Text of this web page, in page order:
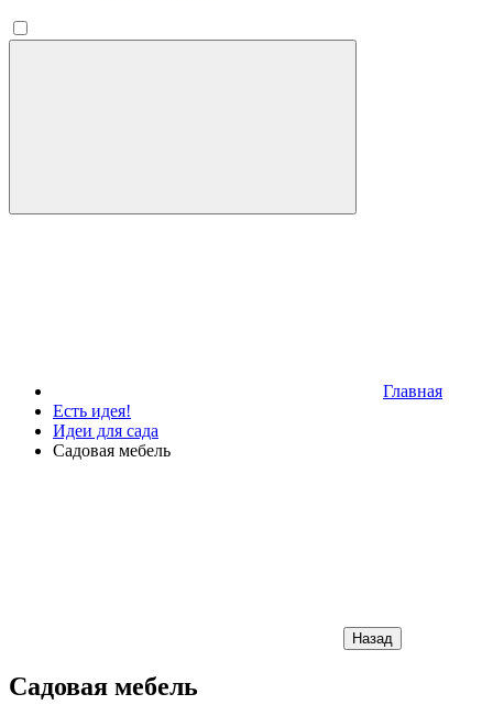
Главная
Есть идея!
Идеи для сада
Садовая мебель
Назад
Садовая мебель